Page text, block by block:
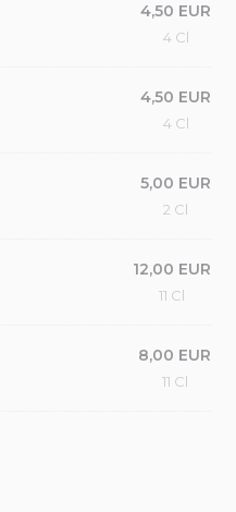
4,50 EUR
4 Cl
4,50 EUR
4 Cl
5,00 EUR
2 Cl
12,00 EUR
11 Cl
8,00 EUR
11 Cl